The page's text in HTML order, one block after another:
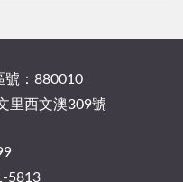
號：880010
里西文澳309號
5813